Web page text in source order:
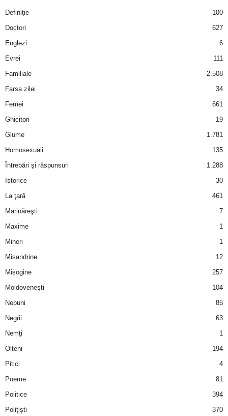
Definiţie
100
Doctori
627
Englezi
6
Evrei
111
Familiale
2.508
Farsa zilei
34
Femei
661
Ghicitori
19
Glume
1.781
Homosexuali
135
Întrebări şi răspunsuri
1.288
Istorice
30
La ţară
461
Marinăreşti
7
Maxime
1
Mineri
1
Misandrine
12
Misogine
257
Moldoveneşti
104
Nebuni
85
Negrii
63
Nemţi
1
Olteni
194
Pitici
4
Poeme
81
Politice
394
Poliţişti
370